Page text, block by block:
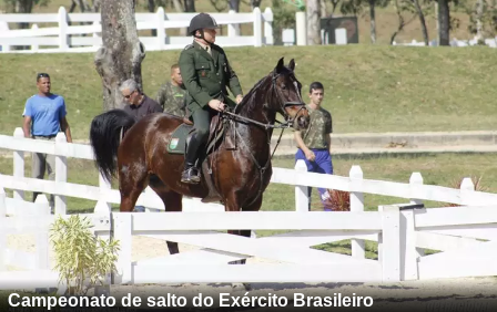
Campeonato de salto do Exército Brasileiro